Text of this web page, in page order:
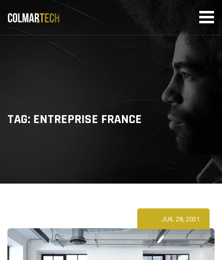
content
TAG: ENTREPRISE FRANCE
JUIL 28, 2021